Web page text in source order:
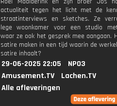
actualiteit tegen het licht met de
straatinterviews en sketches. Ze
lege woonkamer voor een studio
waar ze ook het gesprek mee aangaan.
satire maken in een tijd waarin de
satire inhaalt?
29-06-2025 22:05
NPO3
Amusement.TV
Lachen.TV
Alle afleveringen